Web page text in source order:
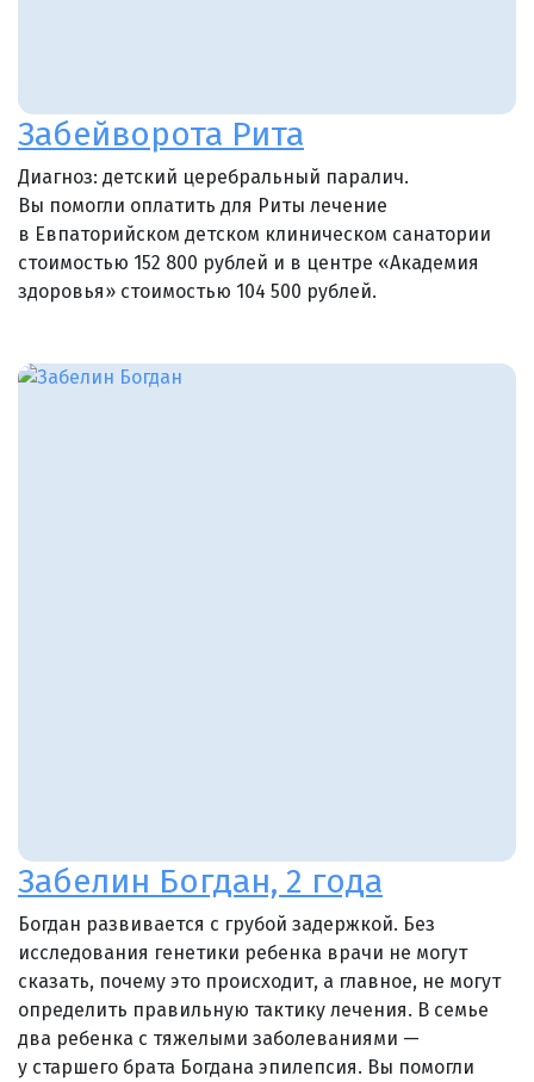
Забейворота Рита
Диагноз: детский церебральный паралич.
Вы помогли оплатить для Риты лечение
в Евпаторийском детском клиническом санатории
стоимостью 152 800 рублей и в центре «Академия
здоровья» стоимостью 104 500 рублей.
Забелин Богдан, 2 года
Богдан развивается с грубой задержкой. Без
исследования генетики ребенка врачи не могут
сказать, почему это происходит, а главное, не могут
определить правильную тактику лечения. В семье
два ребенка с тяжелыми заболеваниями —
у старшего брата Богдана эпилепсия. Вы помогли